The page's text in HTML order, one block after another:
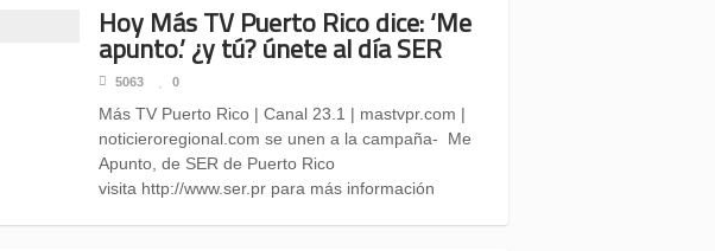
Hoy Más TV Puerto Rico dice: ‘Me
apunto.’ ¿y tú? únete al día SER
5063 0
Más TV Puerto Rico | Canal 23.1 | mastvpr.com |
noticieroregional.com se unen a la campaña- Me
Apunto, de SER de Puerto Rico
visita http://www.ser.pr para más información